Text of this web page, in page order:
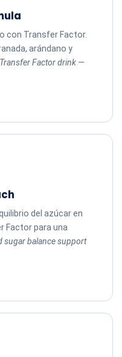
con Transfer Factor.
arándano y
Factor drink —
del azúcar en
Factor para una
sugar balance support